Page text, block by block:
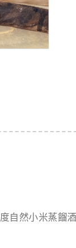
度自然小米蒸餾